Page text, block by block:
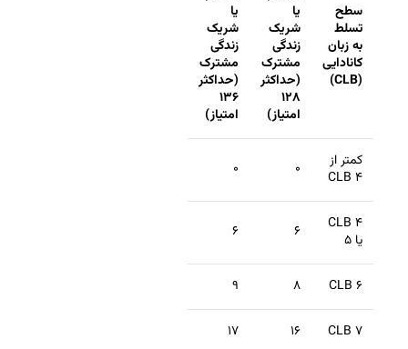
سطح
تسلط
به زبان
کانادایی
(CLB)
یا
شریک
زندگی
مشترک
(حداکثر
۱۲۸
امتیاز)
یا
شریک
زندگی
مشترک
(حداکثر
۱۳۶
امتیاز)
کمتر از
CLB ۴
۰ ۰
CLB ۴
یا ۵
۶ ۶
CLB ۶ ۸ ۹
CLB ۷ ۱۶ ۱۷